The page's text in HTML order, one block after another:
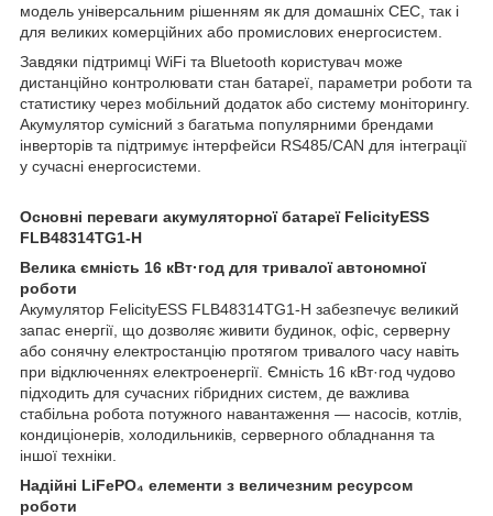
модель універсальним рішенням як для домашніх СЕС, так і
для великих комерційних або промислових енергосистем.
Завдяки підтримці WiFi та Bluetooth користувач може
дистанційно контролювати стан батареї, параметри роботи та
статистику через мобільний додаток або систему моніторингу.
Акумулятор сумісний з багатьма популярними брендами
інверторів та підтримує інтерфейси RS485/CAN для інтеграції
у сучасні енергосистеми.
Основні переваги акумуляторної батареї FelicityESS
FLB48314TG1-H
Велика ємність 16 кВт·год для тривалої автономної
роботи
Акумулятор FelicityESS FLB48314TG1-H забезпечує великий
запас енергії, що дозволяє живити будинок, офіс, серверну
або сонячну електростанцію протягом тривалого часу навіть
при відключеннях електроенергії. Ємність 16 кВт·год чудово
підходить для сучасних гібридних систем, де важлива
стабільна робота потужного навантаження — насосів, котлів,
кондиціонерів, холодильників, серверного обладнання та
іншої техніки.
Надійні LiFePO₄ елементи з величезним ресурсом
роботи